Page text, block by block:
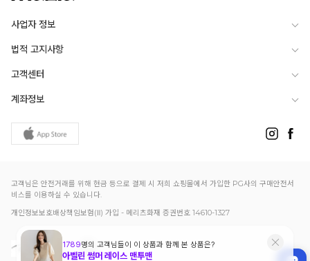
사업자 정보
법적 고지사항
고객센터
계좌정보
고객님은 안전거래를 위해 현금 등으로 결제 시 저희 쇼핑몰에서 가입한 PG사의 구매안전서
비스를 이용하실 수 있습니다.
개인정보보호배상책임보험(Ⅱ) 가입 - 메리츠화재 증권번호 14610-1327